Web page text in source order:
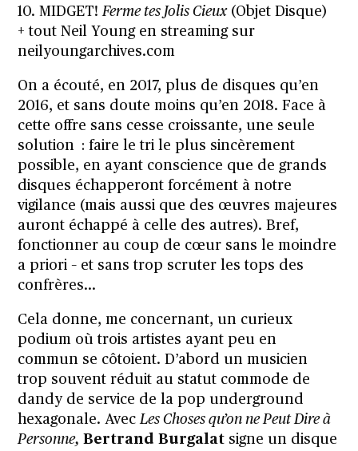
10. MIDGET!Ferme tes Jolis Cieux(Objet Disque)
+ tout Neil Young en streaming sur
neilyoungarchives.com
On a écouté, en 2017, plus de disques qu’en
2016, et sans doute moins qu’en 2018. Face à
cette offre sans cesse croissante, une seule
solution : faire le tri le plus sincèrement
possible, en ayant conscience que de grands
disques échapperont forcément à notre
vigilance (mais aussi que des œuvres majeures
auront échappé à celle des autres). Bref,
fonctionner au coup de cœur sans le moindre
a priori – et sans trop scruter les tops des
confrères…
Cela donne, me concernant, un curieux
podium où trois artistes ayant peu en
commun se côtoient. D’abord un musicien
trop souvent réduit au statut commode de
dandy de service de la pop underground
hexagonale. AvecLes Choses qu’on ne Peut Dire à
Personne,Bertrand Burgalat signe un disque